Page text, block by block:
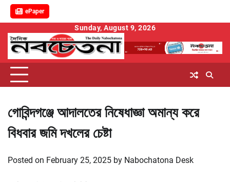
ePaper
content
Sunday, August 9, 2026
গোবিন্দগঞ্জে আদালতের নিষেধাজ্ঞা অমান্য করে
বিধবার জমি দখলের চেষ্টা
Posted on February 25, 2025 by Nabochatona Desk